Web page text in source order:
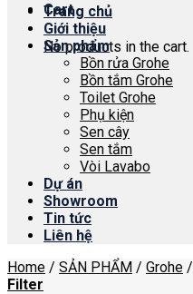
Cart
No products in the cart.
Trang chủ
Giới thiệu
Sản phẩm
Bồn rửa Grohe
Bồn tắm Grohe
Toilet Grohe
Phụ kiện
Sen cây
Sen tắm
Vòi Lavabo
Dự án
Showroom
Tin tức
Liên hệ
Home / SẢN PHẨM / Grohe /
Filter